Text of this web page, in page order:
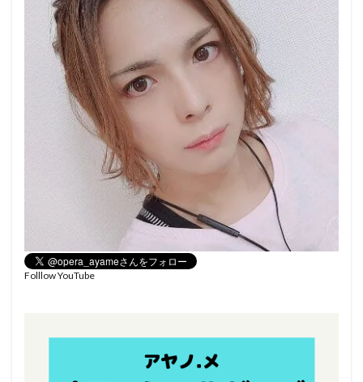
Folllow YouTube